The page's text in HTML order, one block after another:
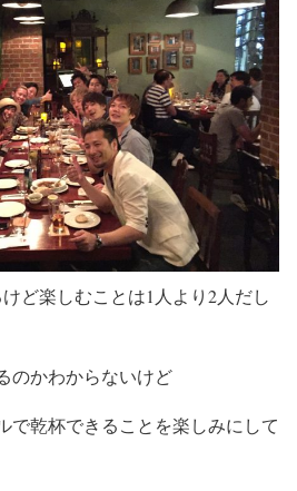
ど楽しむことは1人より2人だし
のかわからないけど
で乾杯できることを楽しみにして